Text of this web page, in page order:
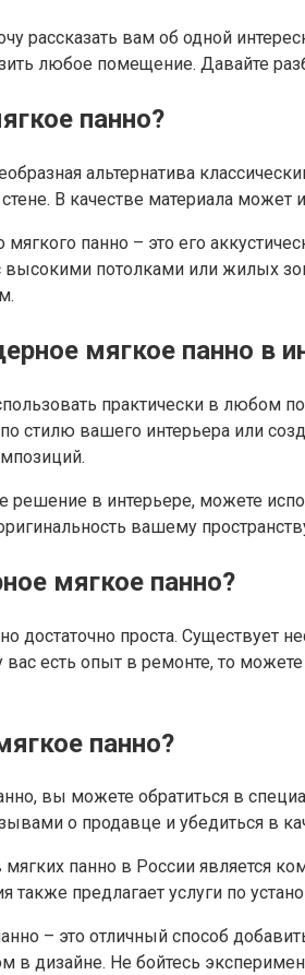
рассказать вам об одной
любое помещение. Давайте
панно?
альтернатива
стене. В качестве материала
панно – это его
потолками или жилых
мягкое панно в
практически в любом
стилю вашего интерьера или
решение в интерьере, можете
вашему
мягкое панно?
достаточно проста. Существует
вас есть опыт в ремонте, то
панно?
вы можете обратиться в
о продавце и убедиться в
панно в России является
также предлагает услуги по
– это отличный способ
в дизайне. Не бойтесь